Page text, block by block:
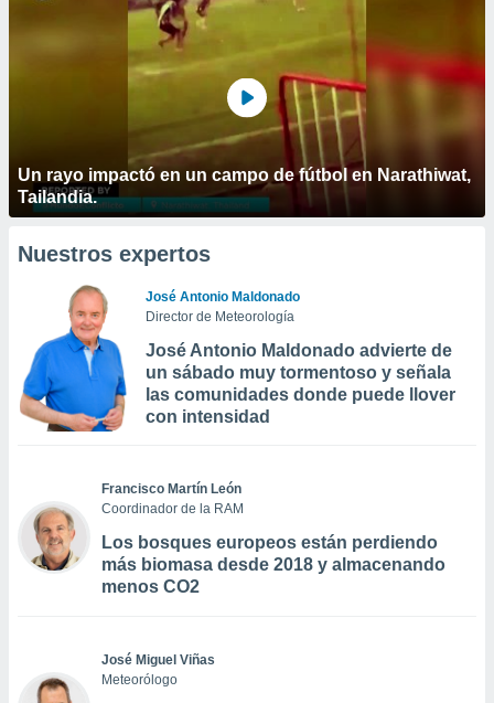
Un rayo impactó en un campo de fútbol en Narathiwat,
Tailandia.
Nuestros expertos
José Antonio Maldonado
Director de Meteorología
José Antonio Maldonado advierte de
un sábado muy tormentoso y señala
las comunidades donde puede llover
con intensidad
Francisco Martín León
Coordinador de la RAM
Los bosques europeos están perdiendo
más biomasa desde 2018 y almacenando
menos CO2
José Miguel Viñas
Meteorólogo